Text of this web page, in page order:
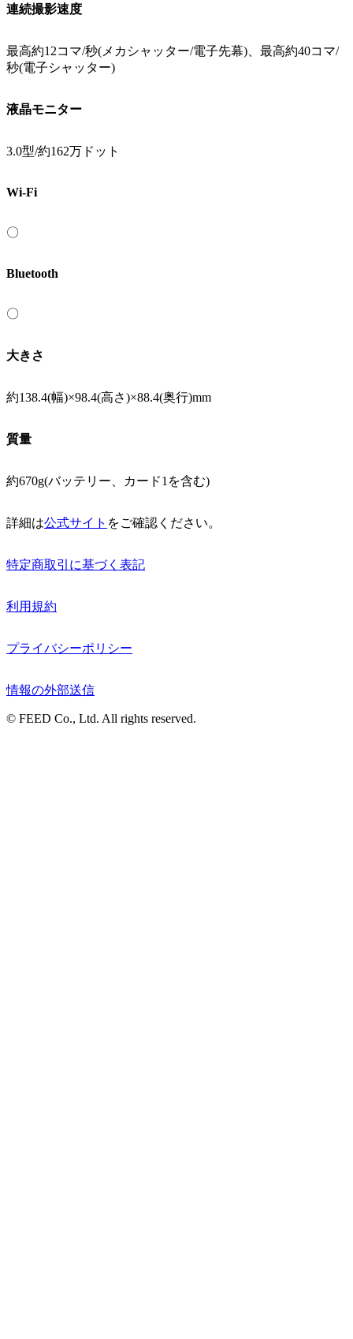
連続撮影速度
最高約12コマ/秒(メカシャッター/電子先幕)、最高約40コマ/
秒(電子シャッター)
液晶モニター
3.0型/約162万ドット
Wi-Fi
〇
Bluetooth
〇
大きさ
約138.4(幅)×98.4(高さ)×88.4(奥行)mm
質量
約670g(バッテリー、カード1を含む)
詳細は公式サイト をご確認ください。
特定商取引に基づく表記
利用規約
プライバシーポリシー
情報の外部送信
© FEED Co., Ltd. All rights reserved.